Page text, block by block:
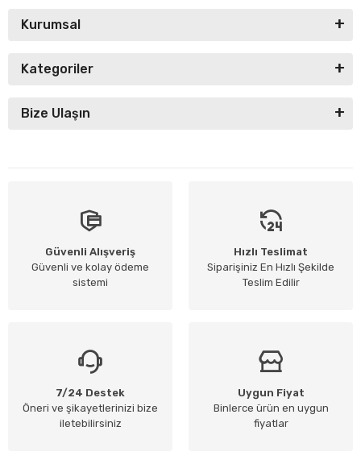
Kurumsal
Kategoriler
Bize Ulaşın
Güvenli Alışveriş
Güvenli ve kolay ödeme
sistemi
Hızlı Teslimat
Siparişiniz En Hızlı Şekilde
Teslim Edilir
7/24 Destek
Öneri ve şikayetlerinizi bize
iletebilirsiniz
Uygun Fiyat
Binlerce ürün en uygun
fiyatlar